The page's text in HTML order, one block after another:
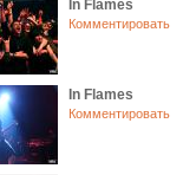
In Flames
Комментировать
In Flames
Комментировать